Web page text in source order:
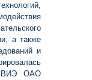
а также
и
ВИЭ ОАО